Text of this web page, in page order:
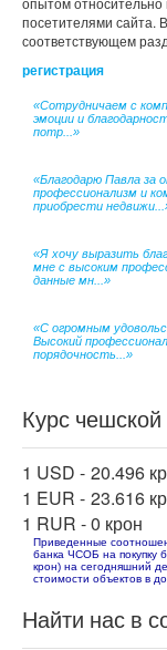
посетителями сайта.
соответствующем
регистрация
«Сотрудничаем с
эмоции и
потр...»
«Благодарю Павла за
профессионализм и
приобрести
«Я хочу выразить
мне с высоким
данные мн...»
«С огромным
Высокий
порядочность...»
Курс
1 USD - 20.496
1 EUR - 23.616
1 RUR -0 крон
Приведенные
банка ЧСОБ на покупку
крон) на сегодняшний
стоимости объектов в
Найти нас в